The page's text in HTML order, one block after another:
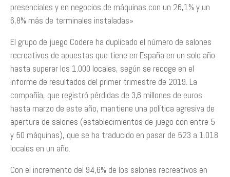
presenciales y en negocios de máquinas con un 26,1% y un
6,8% más de terminales instaladas»
El grupo de juego Codere ha duplicado el número de salones
recreativos de apuestas que tiene en España en un solo año
hasta superar los 1.000 locales, según se recoge en el
informe de resultados del primer trimestre de 2019. La
compañía, que registró pérdidas de 3,6 millones de euros
hasta marzo de este año, mantiene una política agresiva de
apertura de salones (establecimientos de juego con entre 5
y 50 máquinas), que se ha traducido en pasar de 523 a 1.018
locales en un año.
Con el incremento del 94,6% de los salones recreativos en